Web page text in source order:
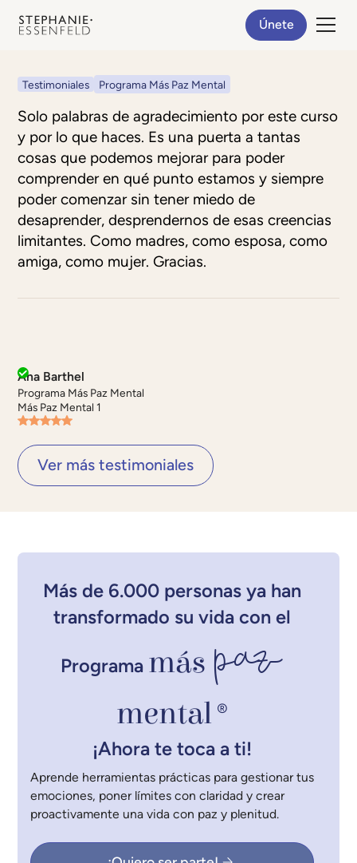
Únete
Testimoniales Programa Más Paz Mental
Solo palabras de agradecimiento por este curso
y por lo que haces. Es una puerta a tantas
cosas que podemos mejorar para poder
comprender en qué punto estamos y siempre
poder comenzar sin tener miedo de
desaprender, desprendernos de esas creencias
limitantes. Como madres, como esposa, como
amiga, como mujer. Gracias.
Ana Barthel
Programa Más Paz Mental
Más Paz Mental 1
Ver más testimoniales
Más de 6.000 personas ya han
transformado su vida con el
Programa más paz
mental ®
¡Ahora te toca a ti!
Aprende herramientas prácticas para gestionar tus
emociones, poner límites con claridad y crear
proactivamente una vida con paz y plenitud.